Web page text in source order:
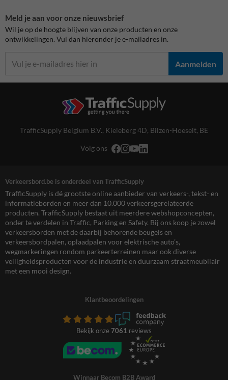
Meld je aan voor onze nieuwsbrief
Wil je op de hoogte blijven van onze producten en onze
ontwikkelingen. Vul dan hieronder je e-mailadres in.
Aanmelden
TrafficSupply Belgium B.V., Kieleberg 4D, Bilzen-Hoeselt, BE
Volg ons
Verkeersbord.be is onderdeel van TrafficSupply
TrafficSupply is dé grootste online aanbieder van verkeers-, tekst- en
informatieborden en meer dan 10.000 verkeersgerelateerde
producten. TrafficSupply bestaat uit meerdere webshopconcepten,
onder te verdelen in Traffic, Parking en Safety. Bij ons koop je zowel
verkeersborden met de daarbij behorende beugels en
verkeersbordpalen, oplaadpalen voor elektrische auto’s,
wegmarkeringen rondom parkeerterreinen maar ook diverse
veiligheidsproducten voor de industrie en duurzaam straatmeubilair
met een mooi design.
Klantbeoordelingen
Bekijk onze 7061 reviews
Winnaar Becom B2B Award